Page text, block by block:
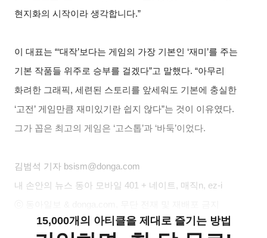
현지화의 시작이라 생각합니다.”
이 대표는 “‘대작’보다는 게임의 가장 기본인 ‘재미’를 주는
기본 작품들 위주로 승부를 걸겠다”고 말했다. “아무리
화려한 그래픽, 세련된 스토리를 앞세워도 기본에 충실한
‘고전’ 게임만큼 재미있기란 쉽지 않다”는 것이 이유였다.
그가 꼽은 최고의 게임은 ‘고스톱’과 ‘바둑’이었다.
김범석 기자 bsism@donga.com
내 손안의 뉴스 동아 모바일 401 + 네이트, 매직n, ez-i
15,000개의 아티클을 제대로 즐기는 방법